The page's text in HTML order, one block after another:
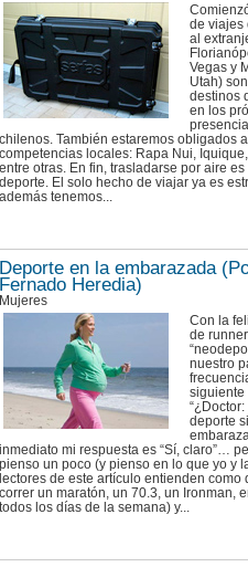
de viajes
al
Vegas y
Utah)
destinos
en los
chilenos. También estaremos obligados
competencias locales: Rapa Nui,
entre otras. En fin, trasladarse por aire
deporte. El solo hecho de viajar ya es
además tenemos...
Deporte en la embarazada
Fernado Heredia)
Mujeres
Con la
de
nuestro
siguiente
deporte
inmediato mi respuesta es “Sí, claro”…
pienso un poco (y pienso en lo que yo y
lectores de este artículo entienden como
correr un maratón, un 70.3, un Ironman,
todos los días de la semana) y...